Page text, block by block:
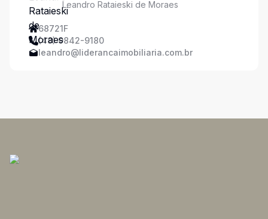
Leandro Rataieski de Moraes
68721F
(48) 9842-9180
leandro@liderancaimobiliaria.com.br